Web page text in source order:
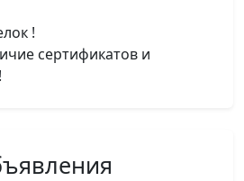
!
сертификатов и